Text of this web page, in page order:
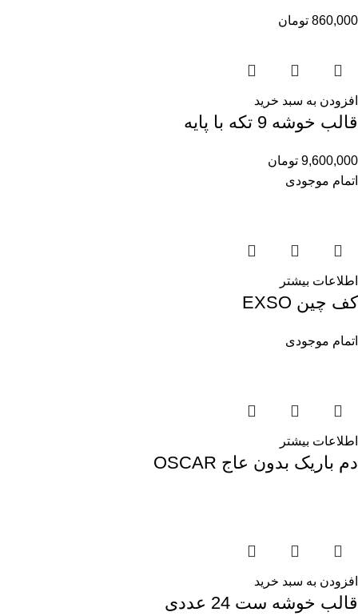
860,000 تومان
افزودن به سبد خرید
قالب خوشه 9 تکه با پایه
9,600,000 تومان
اتمام موجودی
اطلاعات بیشتر
کف چین EXSO
اتمام موجودی
اطلاعات بیشتر
دم باریک بدون عاج OSCAR
افزودن به سبد خرید
قالب خوشه ست 24 عددی